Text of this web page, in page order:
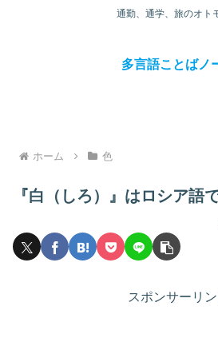
通勤、通学、旅のオト
多言語ことばノ
ホーム 色
『白（しろ）』はロシア語
スポンサーリン